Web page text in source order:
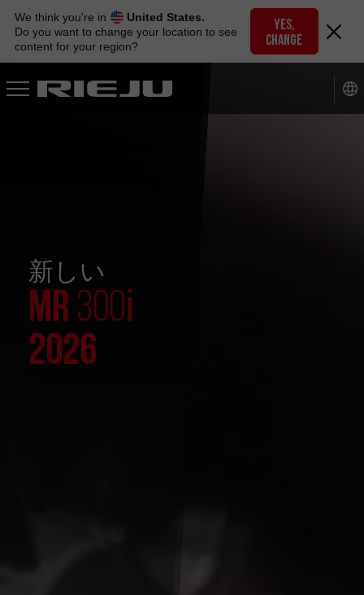
navigation
content
We think you're in
United States.
Do you want to change your location to see
content for your region?
YES,
CHANGE
新しい
MR 300i
2026